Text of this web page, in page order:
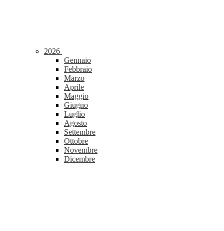
2026
Gennaio
Febbraio
Marzo
Aprile
Maggio
Giugno
Luglio
Agosto
Settembre
Ottobre
Novembre
Dicembre